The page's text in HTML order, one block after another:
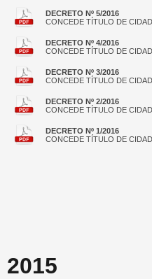
DECRETO Nº 5/2016
CONCEDE TÍTULO DE
DECRETO Nº 4/2016
CONCEDE TÍTULO DE
DECRETO Nº 3/2016
CONCEDE TÍTULO DE
DECRETO Nº 2/2016
CONCEDE TÍTULO DE
DECRETO Nº 1/2016
CONCEDE TÍTULO DE
2015